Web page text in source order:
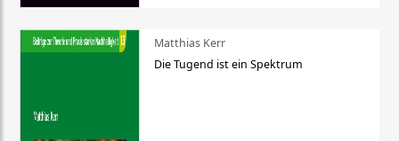
Matthias Kerr
Die Tugend ist ein Spektrum